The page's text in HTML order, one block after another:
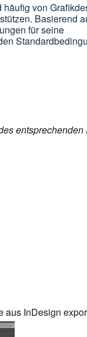
von
Basierend
für seine
entsprechenden
aus InDesign